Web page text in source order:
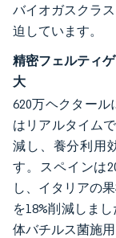
バイオガスクラ
迫しています。
精密フェルティ
大
620万ヘクター
はリアルタイム
減し、養分利用
す。スペインは
し、イタリアの
を18%削減しま
体バチルス菌施